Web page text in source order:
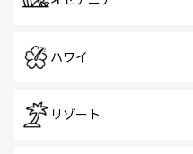
ハワイ
リゾート